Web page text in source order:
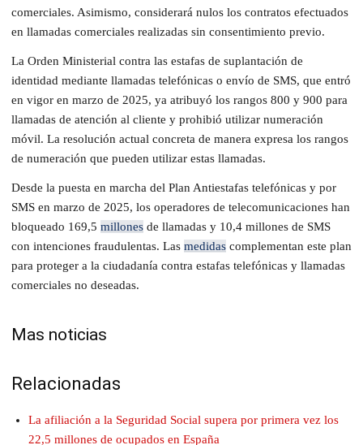
comerciales. Asimismo, considerará nulos los contratos efectuados
en llamadas comerciales realizadas sin consentimiento previo.
La Orden Ministerial contra las estafas de suplantación de
identidad mediante llamadas telefónicas o envío de SMS, que entró
en vigor en marzo de 2025, ya atribuyó los rangos 800 y 900 para
llamadas de atención al cliente y prohibió utilizar numeración
móvil. La resolución actual concreta de manera expresa los rangos
de numeración que pueden utilizar estas llamadas.
Desde la puesta en marcha del Plan Antiestafas telefónicas y por
SMS en marzo de 2025, los operadores de telecomunicaciones han
bloqueado 169,5 millones de llamadas y 10,4 millones de SMS
con intenciones fraudulentas. Las medidas complementan este plan
para proteger a la ciudadanía contra estafas telefónicas y llamadas
comerciales no deseadas.
Mas noticias
Relacionadas
La afiliación a la Seguridad Social supera por primera vez los
22,5 millones de ocupados en España